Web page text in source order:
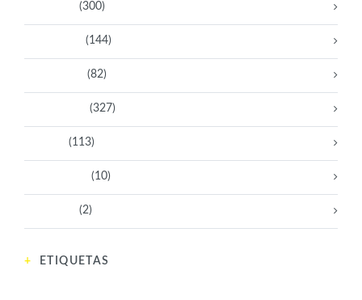
(300)
(144)
(82)
(327)
(113)
(10)
(2)
ETIQUETAS